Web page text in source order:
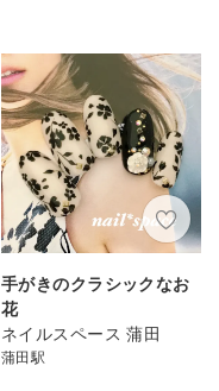
手がきのクラシックなお
花
ネイルスペース 蒲田
蒲田駅